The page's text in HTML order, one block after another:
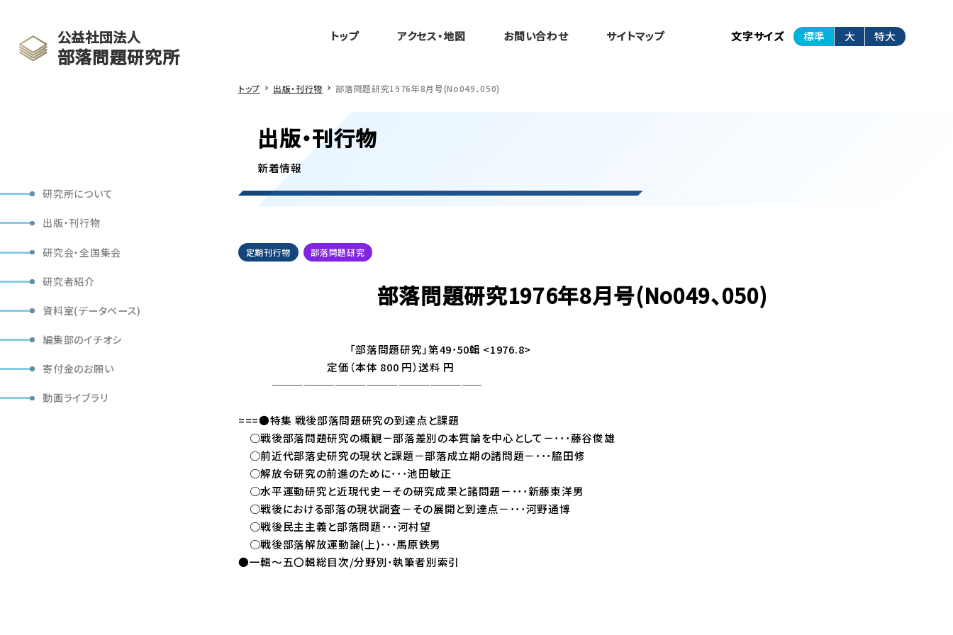
公益社団法人
部落問題研究所
研究所について
出版・刊行物
研究会・全国集会
研究者紹介
資料室(データベース)
編集部のイチオシ
寄付金のお願い
動画ライブラリ
トップ アクセス・地図 お問い合わせ サイトマップ 文字サイズ 標準 大 特大
トップ 出版・刊行物 部落問題研究1976年8月号(No049、050)
出版・刊行物
新着情報
定期刊行物 部落問題研究
部落問題研究1976年8月号(No049、050)
「部落問題研究」第49･50輯 <1976.8>
定価（本体 800 円）送料 円
————————————————————
===●特集 戦後部落問題研究の到達点と課題
○戦後部落問題研究の概観－部落差別の本質論を中心として－･･･藤谷俊雄
○前近代部落史研究の現状と課題－部落成立期の諸問題－･･･脇田修
○解放令研究の前進のために･･･池田敏正
○水平運動研究と近現代史－その研究成果と諸問題－･･･新藤東洋男
○戦後における部落の現状調査－その展開と到達点－･･･河野通博
○戦後民主主義と部落問題･･･河村望
○戦後部落解放運動論(上)･･･馬原鉄男
●一輯～五〇輯総目次/分野別･執筆者別索引